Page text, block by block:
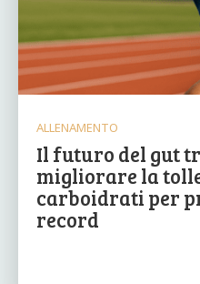
ALLENAMENTO
Il futuro del gut
migliorare la
carboidrati per
record